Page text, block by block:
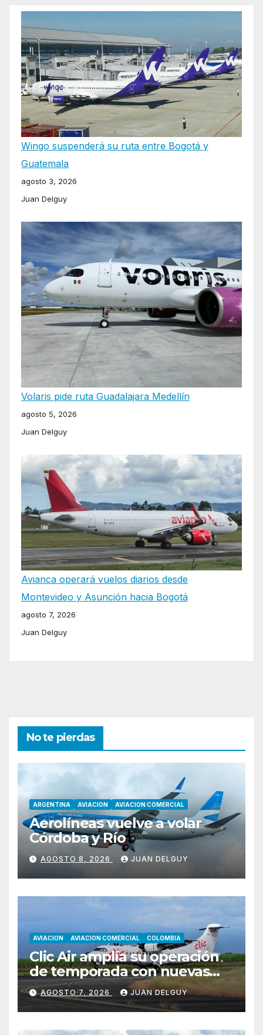
Wingo suspenderá su ruta entre Bogotá y
Guatemala
agosto 3, 2026
Juan Delguy
Volaris pide ruta Guadalajara Medellín
agosto 5, 2026
Juan Delguy
Avianca operará vuelos diarios desde
Montevideo y Asunción hacia Bogotá
agosto 7, 2026
Juan Delguy
No te pierdas
ARGENTINA AVIACION AVIACION COMERCIAL
Aerolíneas vuelve a volar
Córdoba y Río
AGOSTO 8, 2026 JUAN DELGUY
AVIACION AVIACION COMERCIAL COLOMBIA
Clic Air amplía su operación
de temporada con nuevas
rutas hacia Cartagena y Tolú
AGOSTO 7, 2026 JUAN DELGUY